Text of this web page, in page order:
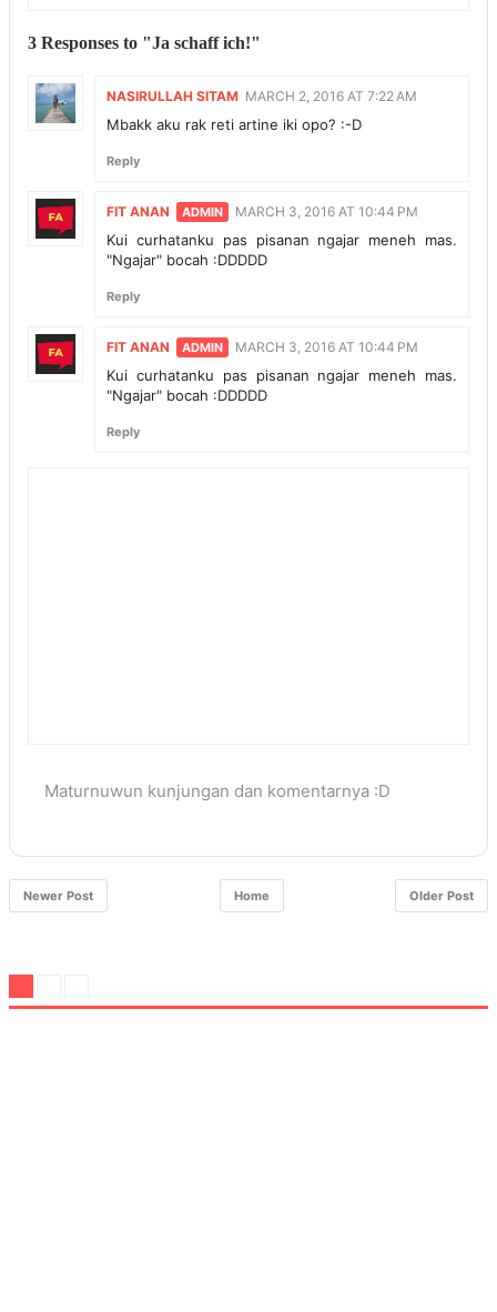
3 Responses to "Ja schaff ich!"
NASIRULLAH SITAM MARCH 2, 2016 AT 7:22 AM
Mbakk aku rak reti artine iki opo? :-D
Reply
FIT ANAN MARCH 3, 2016 AT 10:44 PM
Kui curhatanku pas pisanan ngajar meneh mas.
"Ngajar" bocah :DDDDD
Reply
FIT ANAN MARCH 3, 2016 AT 10:44 PM
Kui curhatanku pas pisanan ngajar meneh mas.
"Ngajar" bocah :DDDDD
Reply
Maturnuwun kunjungan dan komentarnya :D
Newer Post Older Post
Home